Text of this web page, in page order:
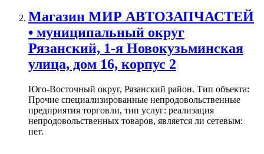
Магазин МИР АВТОЗАПЧАСТЕЙ
• муниципальный округ
Рязанский, 1-я Новокузьминская
улица, дом 16, корпус 2
Юго-Восточный округ, Рязанский район. Тип объекта:
Прочие специализированные непродовольственные
предприятия торговли, тип услуг: реализация
непродовольственных товаров, является ли сетевым:
нет.